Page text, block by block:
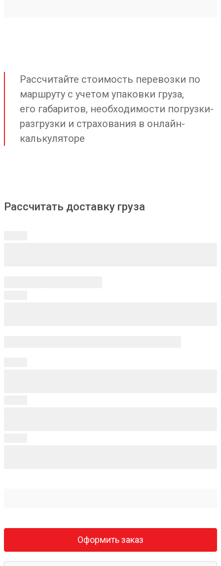
Рассчитайте стоимость перевозки по
маршруту с учетом упаковки груза,
его габаритов, необходимости погрузки-
разгрузки и страхования в онлайн-
калькуляторе
Рассчитать доставку груза
Оформить заказ